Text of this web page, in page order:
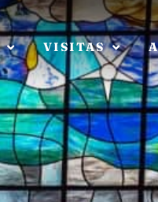
VISITAS